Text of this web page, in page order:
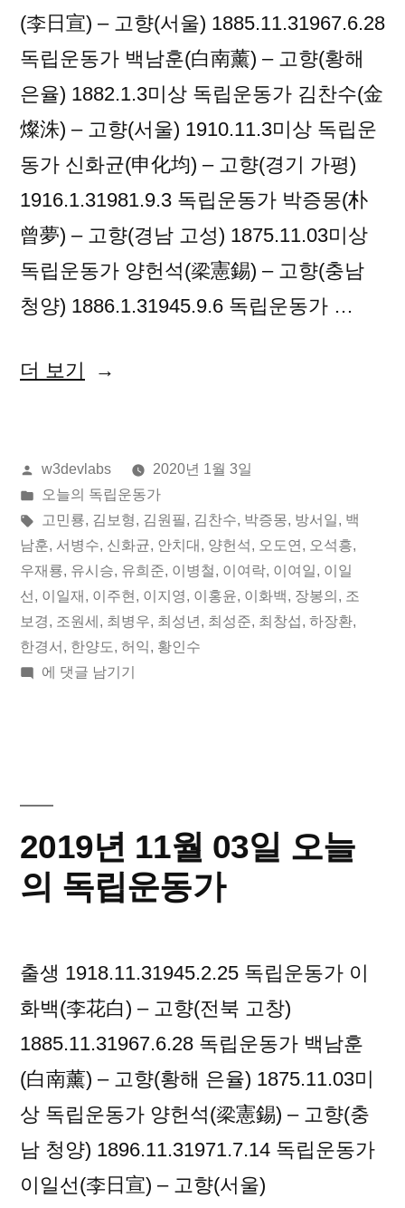
(李日宣) – 고향(서울) 1885.11.31967.6.28
독립운동가 백남훈(白南薰) – 고향(황해
은율) 1882.1.3미상 독립운동가 김찬수(金
燦洙) – 고향(서울) 1910.11.3미상 독립운
동가 신화균(申化均) – 고향(경기 가평)
1916.1.31981.9.3 독립운동가 박증몽(朴
曾夢) – 고향(경남 고성) 1875.11.03미상
독립운동가 양헌석(梁憲錫) – 고향(충남
청양) 1886.1.31945.9.6 독립운동가 …
더 보기 “2020
월
03
일
오
늘
의
독
가”
올
린
이:
w3devlabs
2020년 1월 3일
게
시
됨:
오늘의 독립운동가
태
그:
고민룡, 김보형, 김원필, 김찬수, 박증몽, 방서일, 백
남훈, 서병수, 신화균, 안치대 , 양헌석, 오도연 , 오석흥,
우재룡, 유시승, 유희준, 이병철, 이여락, 이여일, 이일
선 , 이일재 , 이주현 , 이지영, 이홍윤, 이화백, 장봉의 , 조
보경, 조원세 , 최병우, 최성년 , 최성준, 최창섭, 하장환,
한경서 , 한양도, 허익, 황인수
2020
늘
의
독
동
가
에 댓글 남기기
2019년 11월 03일 오늘
의 독립운동가
출생 1918.11.31945.2.25 독립운동가 이
화백(李花白) – 고향(전북 고창)
1885.11.31967.6.28 독립운동가 백남훈
(白南薰) – 고향(황해 은율) 1875.11.03미
상 독립운동가 양헌석(梁憲錫) – 고향(충
남 청양) 1896.11.31971.7.14 독립운동가
이일선(李日宣) – 고향(서울)